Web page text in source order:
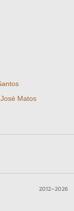
José Matos
2012—2026